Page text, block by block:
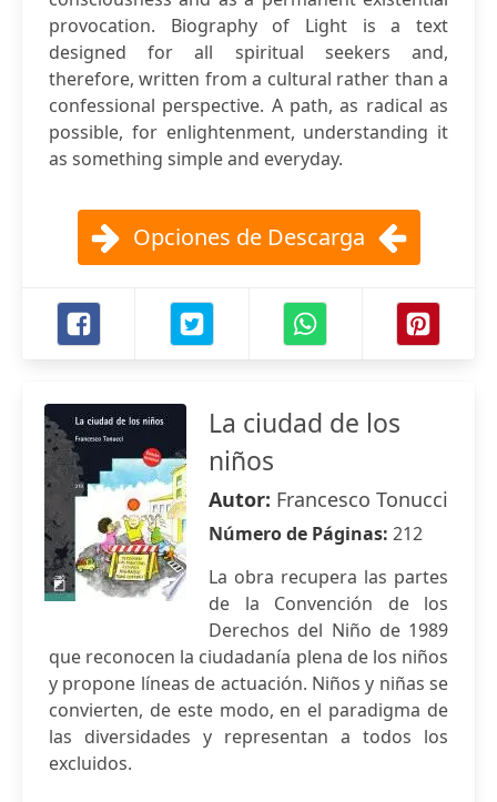
provocation. Biography of Light is a text
designed for all spiritual seekers and,
therefore, written from a cultural rather than a
confessional perspective. A path, as radical as
possible, for enlightenment, understanding it
as something simple and everyday.
Opciones de Descarga
La ciudad de los
niños
Autor: Francesco Tonucci
Número de Páginas: 212
La obra recupera las partes
de la Convención de los
Derechos del Niño de 1989
que reconocen la ciudadanía plena de los niños
y propone líneas de actuación. Niños y niñas se
convierten, de este modo, en el paradigma de
las diversidades y representan a todos los
excluidos.